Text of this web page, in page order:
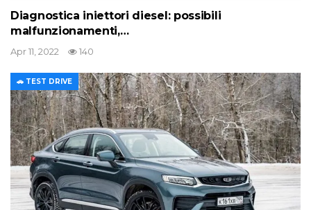
Diagnostica iniettori diesel: possibili
malfunzionamenti,…
Apr 11, 2022 140
🚗 TEST DRIVE